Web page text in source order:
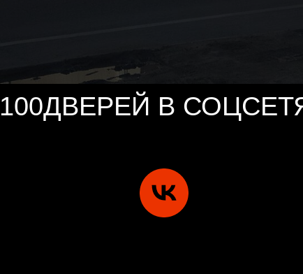
100ДВЕРЕЙ В